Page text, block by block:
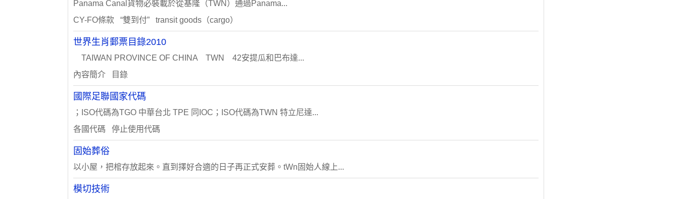
Panama Canal貨物必裝載於從基隆（TWN）通過Panama...
CY-FO條款 “雙到付” transit goods（cargo）
世界生肖郵票目錄2010
TAIWAN PROVINCE OF CHINA TWN 42安提瓜和巴布達...
內容簡介 目錄
國際足聯國家代碼
；ISO代碼為TGO 中華台北 TPE 同IOC；ISO代碼為TWN 特立尼達...
各國代碼 停止使用代碼
固始葬俗
以小屋，把棺存放起來。直到擇好合適的日子再正式安葬。tWn固始人線上...
模切技術